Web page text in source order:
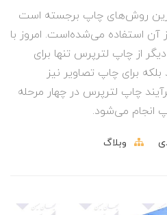
روش‌های چاپ برجسته است
آن استفاده می‌شده‌است. امروز با
از چاپ لترپرس تنها برای
برای چاپ تصاویر نیز
چاپ لترپرس در چهار مرحله
انجام می‌شود.
وبلاگ